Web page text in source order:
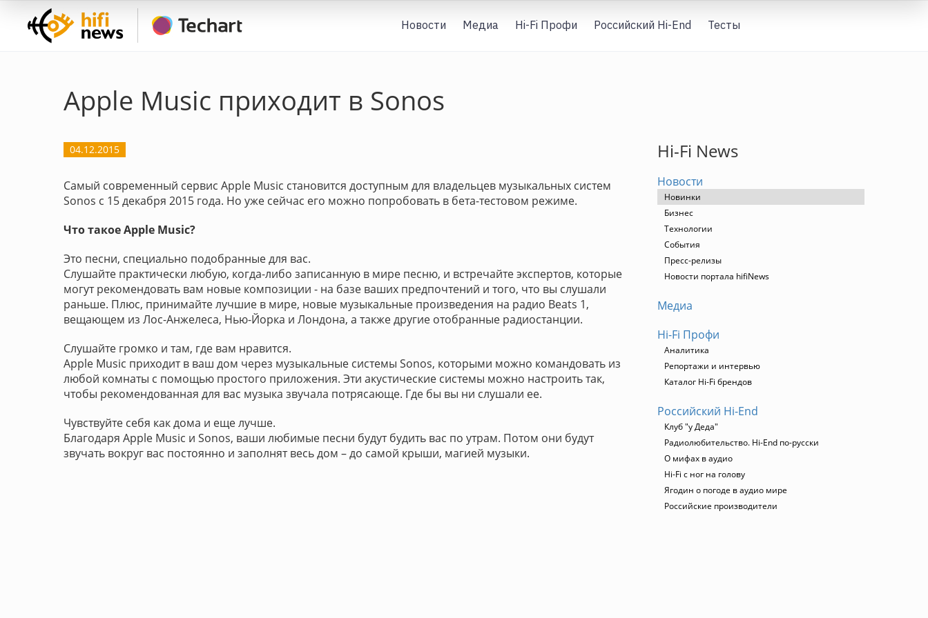
Новости Медиа Hi-Fi Профи Российский Hi-End Тесты
Apple Music приходит в Sonos
04.12.2015
Самый современный сервис Apple Music становится доступным для владельцев музыкальных систем
Sonos с 15 декабря 2015 года. Но уже сейчас его можно попробовать в бета-тестовом режиме.
Что такое Apple Music?
Это песни, специально подобранные для вас.
Слушайте практически любую, когда-либо записанную в мире песню, и встречайте экспертов, которые
могут рекомендовать вам новые композиции - на базе ваших предпочтений и того, что вы слушали
раньше. Плюс, принимайте лучшие в мире, новые музыкальные произведения на радио Beats 1,
вещающем из Лос-Анжелеса, Нью-Йорка и Лондона, а также другие отобранные радиостанции.
Слушайте громко и там, где вам нравится.
Apple Music приходит в ваш дом через музыкальные системы Sonos, которыми можно командовать из
любой комнаты с помощью простого приложения. Эти акустические системы можно настроить так,
чтобы рекомендованная для вас музыка звучала потрясающе. Где бы вы ни слушали ее.
Чувствуйте себя как дома и еще лучше.
Благодаря Apple Music и Sonos, ваши любимые песни будут будить вас по утрам. Потом они будут
звучать вокруг вас постоянно и заполнят весь дом – до самой крыши, магией музыки.
Hi-Fi News
Новости
Новинки
Бизнес
Технологии
События
Пресс-релизы
Новости портала hifiNews
Медиа
Hi-Fi Профи
Аналитика
Репортажи и интервью
Каталог Hi-Fi брендов
Российский Hi-End
Клуб "у Деда"
Радиолюбительство. Hi-End по-русски
О мифах в аудио
Hi-Fi с ног на голову
Ягодин о погоде в аудио мире
Российские производители